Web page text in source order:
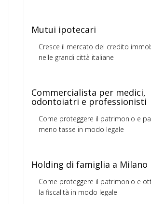
Mutui ipotecari
Cresce il mercato del credito
nelle grandi città italiane
Commercialista per medici,
odontoiatri e professionisti
Come proteggere il patrimonio e
meno tasse in modo legale
Holding di famiglia a Milano
Come proteggere il patrimonio e
la fiscalità in modo legale